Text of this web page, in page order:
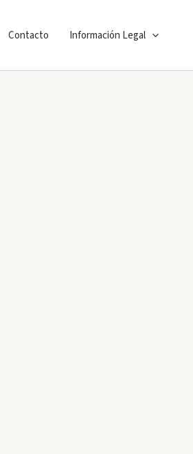
Contacto Información Legal